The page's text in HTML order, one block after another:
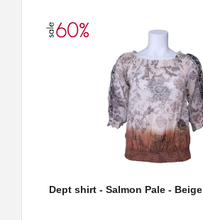
Dept shirt - Salmon Pale - Beige